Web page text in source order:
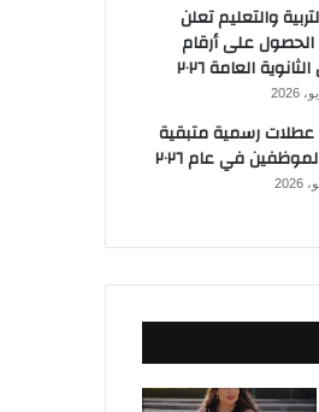
والتعليم تعلن
على أرقام
العامة ٢٠٢٦
رسمية متبقية
في عام ٢٠٢٦